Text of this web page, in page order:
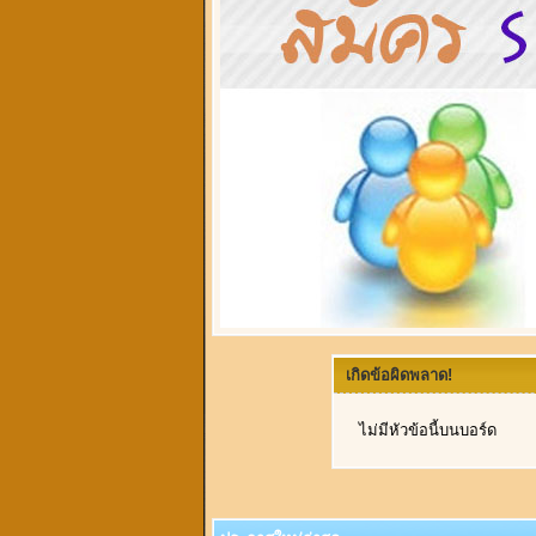
เกิดข้อผิดพลาด!
ไม่มีหัวข้อนี้บนบอร์ด